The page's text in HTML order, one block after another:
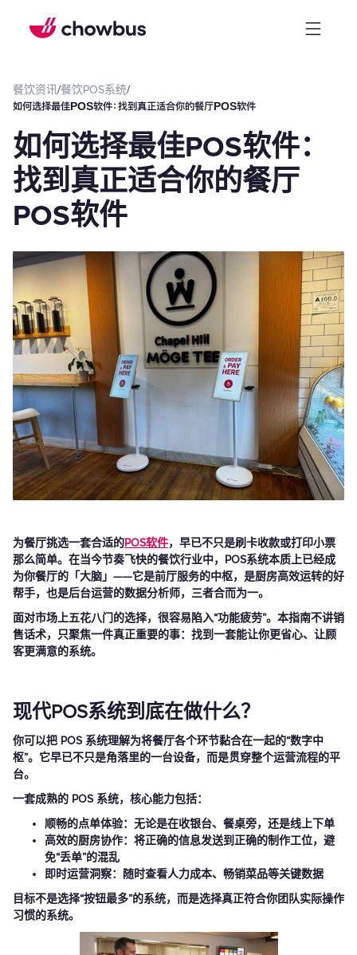
餐饮资讯/餐饮POS系统/
如何选择最佳POS软件：找到真正适合你的餐厅POS软件
如何选择最佳POS软件：
找到真正适合你的餐厅
POS软件
为餐厅挑选一套合适的POS软件，早已不只是刷卡收款或打印小票
那么简单。在当今节奏飞快的餐饮行业中，POS系统本质上已经成
为你餐厅的「大脑」——它是前厅服务的中枢，是厨房高效运转的好
帮手，也是后台运营的数据分析师，三者合而为一。
面对市场上五花八门的选择，很容易陷入“功能疲劳”。本指南不讲销
售话术，只聚焦一件真正重要的事：找到一套能让你更省心、让顾
客更满意的系统。
现代POS系统到底在做什么？
你可以把 POS 系统理解为将餐厅各个环节黏合在一起的“数字中
枢”。它早已不只是角落里的一台设备，而是贯穿整个运营流程的平
台。
一套成熟的 POS 系统，核心能力包括：
顺畅的点单体验：无论是在收银台、餐桌旁，还是线上下单
高效的厨房协作：将正确的信息发送到正确的制作工位，避
免“丢单”的混乱
即时运营洞察：随时查看人力成本、畅销菜品等关键数据
目标不是选择“按钮最多”的系统，而是选择真正符合你团队实际操作
习惯的系统。